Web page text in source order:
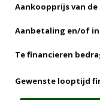
Aankoopprijs van de
Aanbetaling en/of
Te financieren
Gewenste looptijd